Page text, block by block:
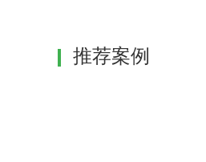
推荐案例